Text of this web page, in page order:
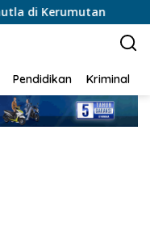
Polsek Karawaci
Pendidikan Kriminal